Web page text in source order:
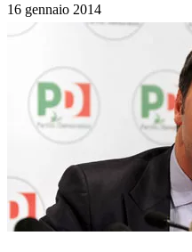
16 gennaio 2014